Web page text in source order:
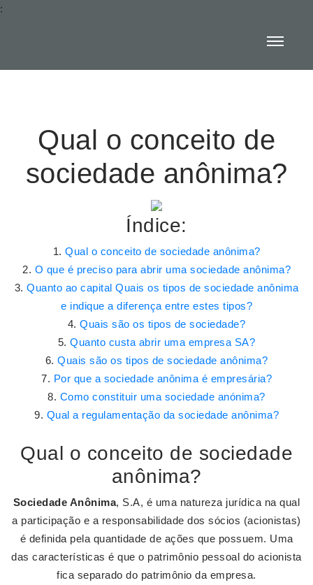
:
Qual o conceito de
sociedade anônima?
Índice:
Qual o conceito de sociedade anônima?
O que é preciso para abrir uma sociedade anônima?
Quanto ao capital Quais os tipos de sociedade anônima
e indique a diferença entre estes tipos?
Quais são os tipos de sociedade?
Quanto custa abrir uma empresa SA?
Quais são os tipos de sociedade anônima?
Por que a sociedade anônima é empresária?
Como constituir uma sociedade anónima?
Qual a regulamentação da sociedade anônima?
Qual o conceito de sociedade
anônima?
Sociedade Anônima, S.A, é uma natureza jurídica na qual
a participação e a responsabilidade dos sócios (acionistas)
é definida pela quantidade de ações que possuem. Uma
das características é que o patrimônio pessoal do acionista
fica separado do patrimônio da empresa.